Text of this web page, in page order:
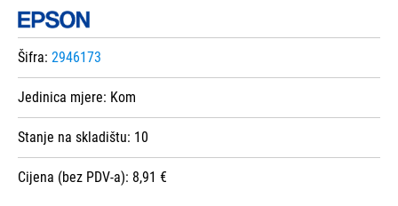
Šifra: 2946173
Jedinica mjere: Kom
Stanje na skladištu: 10
Cijena (bez PDV-a): 8,91 €